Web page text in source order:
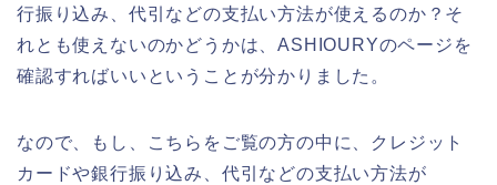
行振り込み、代引などの支払い方法が使えるのか？そ
れとも使えないのかどうかは、ASHIOURYのページを
確認すればいいということが分かりました。
なので、もし、こちらをご覧の方の中に、クレジット
カードや銀行振り込み、代引などの支払い方法が